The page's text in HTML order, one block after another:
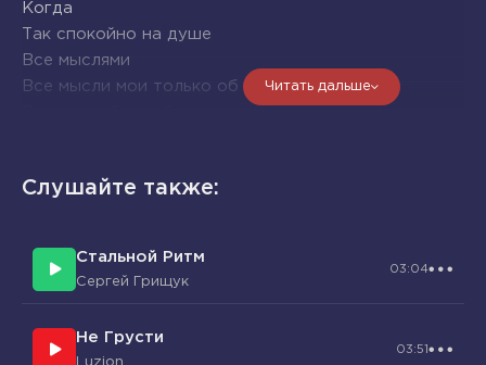
Когда
Так спокойно на душе
Все мыслями
Все мысли мои только об одной тебе
Нашу встречу с надеждой я жду
Читать дальше
Слушайте также:
Стальной Ритм
Сергей Грищук
03:04
Не Грусти
Luzion
03:51